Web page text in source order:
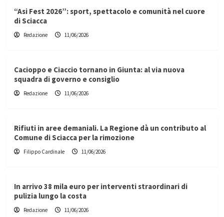
“Asi Fest 2026”: sport, spettacolo e comunità nel cuore
di Sciacca
Redazione 11/06/2026
Cacioppo e Ciaccio tornano in Giunta: al via nuova
squadra di governo e consiglio
Redazione 11/06/2026
Rifiuti in aree demaniali. La Regione dà un contributo al
Comune di Sciacca per la rimozione
Filippo Cardinale 11/06/2026
In arrivo 38 mila euro per interventi straordinari di
pulizia lungo la costa
Redazione 11/06/2026